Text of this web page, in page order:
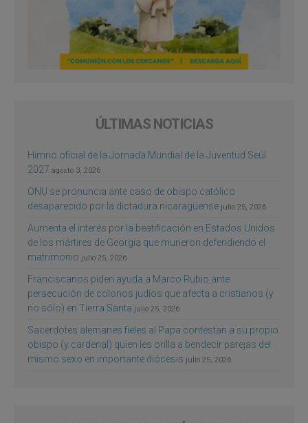
ÚLTIMAS NOTICIAS
Himno oficial de la Jornada Mundial de la Juventud Seúl
2027 agosto 3, 2026
ONU se pronuncia ante caso de obispo católico
desaparecido por la dictadura nicaragüense julio 25, 2026
Aumenta el interés por la beatificación en Estados Unidos
de los mártires de Georgia que murieron defendiendo el
matrimonio julio 25, 2026
Franciscanos piden ayuda a Marco Rubio ante
persecución de colonos judíos que afecta a cristianos (y
no sólo) en Tierra Santa julio 25, 2026
Sacerdotes alemanes fieles al Papa contestan a su propio
obispo (y cardenal) quien les orilla a bendecir parejas del
mismo sexo en importante diócesis julio 25, 2026